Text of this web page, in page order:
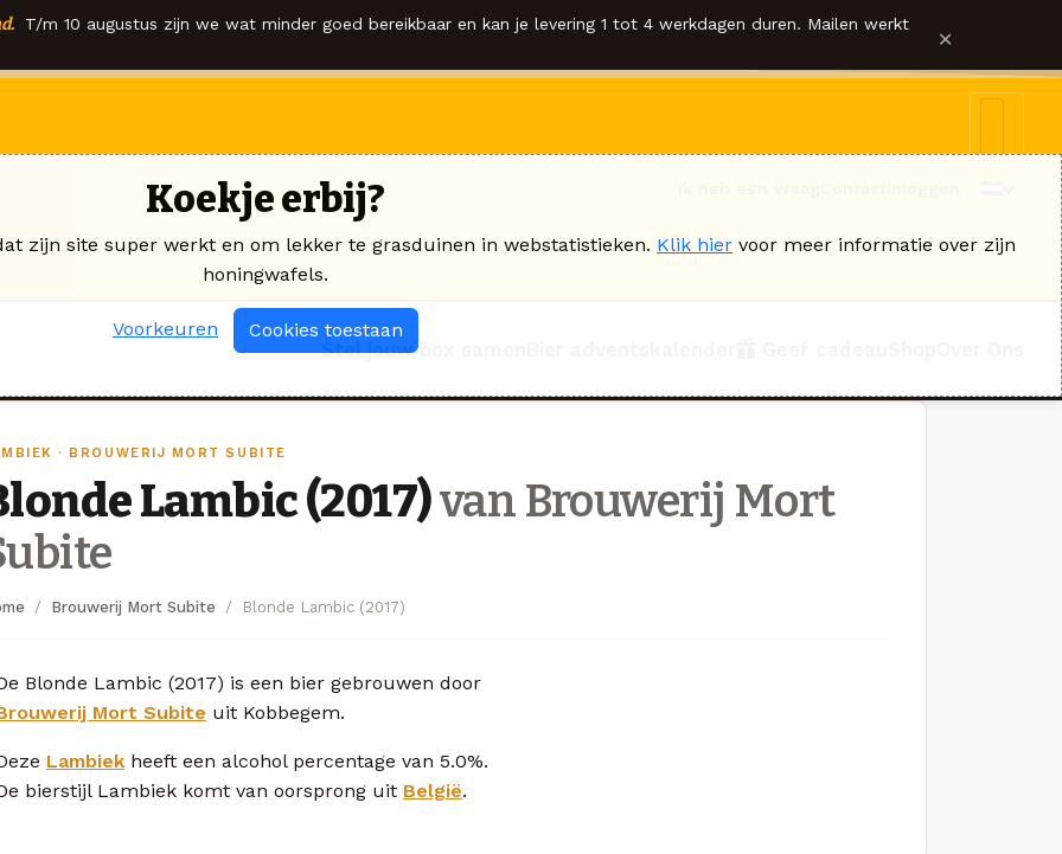
T/m 10 augustus zijn we wat minder goed bereikbaar en kan je levering 1 tot 4 werkdagen duren. Mailen werkt ×
Stel jouw box samen
· BROUWERIJ MORT SUBITE
Lambic (2017)van Brouwerij Mort
Brouwerij Mort Subite Blonde Lambic (2017)
Blonde Lambic (2017) is een bier gebrouwen door
Mort Subite uit Kobbegem.
Lambiek heeft een alcohol percentage van 5.0%.
bierstijl Lambiek komt van oorsprong uit België.
Koekje erbij?
zijn site super werkt en om lekker te grasduinen in webstatistieken. Klik hier voor meer informatie over zijn
honingwafels.
Voorkeuren Cookies toestaan